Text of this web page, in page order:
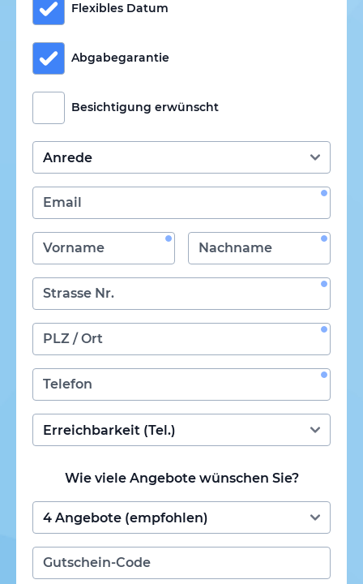
Flexibles Datum
Abgabegarantie
Besichtigung erwünscht
Wie viele Angebote wünschen Sie?